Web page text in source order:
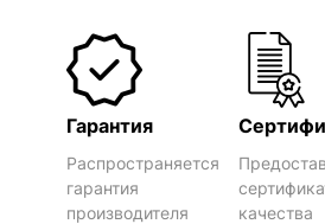
Гарантия
Распространяется
гарантия
производителя
качества